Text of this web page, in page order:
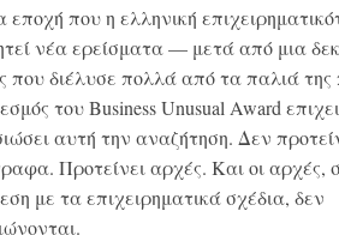
εποχή που η ελληνική
νέα ερείσματα — μετά από μια
που διέλυσε πολλά από τα παλιά
του Business Unusual Award
αυτή την αναζήτηση. Δεν
Προτείνει αρχές. Και οι αρχές,
με τα επιχειρηματικά σχέδια, δεν